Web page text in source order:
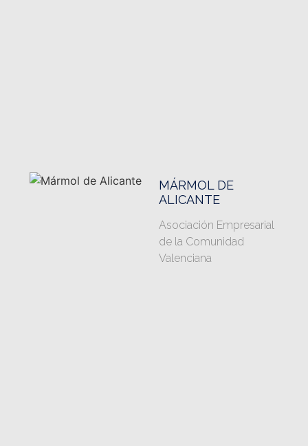
MÁRMOL DE
ALICANTE
Asociación Empresarial
de la Comunidad
Valenciana